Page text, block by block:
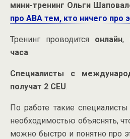
мини-тренинг Ольги
про АВА тем, кто ничего про
Тренинг проводится онлайн,
часа.
Специалисты с
получат 2 CEU.
По работе такие
необходимостью объяснять,
можно быстро и понятно про